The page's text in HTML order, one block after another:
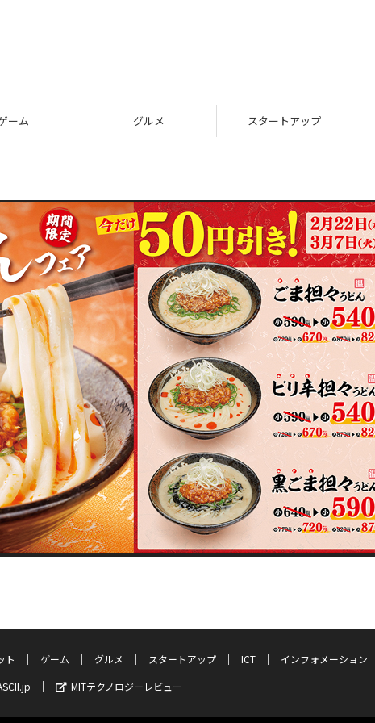
ーム グルメ スタートアップ
ト ゲーム グルメ スタートアップ ICT
インフォメーション
MITテクノロジーレビュー